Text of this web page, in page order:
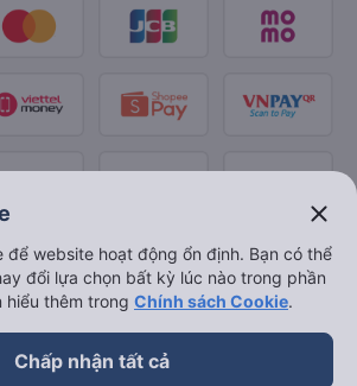
close
để website hoạt động ổn định. Bạn có thể
đổi lựa chọn bất kỳ lúc nào trong phần
hiểu thêm trong Chính sách Cookie.
Chấp nhận tất cả